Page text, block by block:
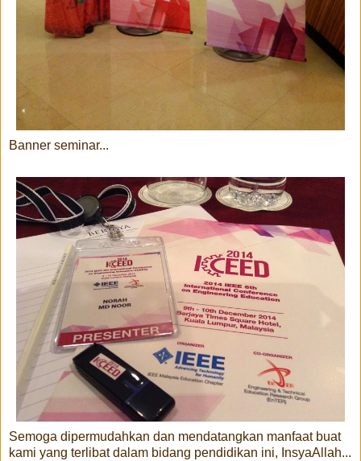
Banner seminar...
Semoga dipermudahkan dan mendatangkan manfaat buat
kami yang terlibat dalam bidang pendidikan ini, InsyaAllah...